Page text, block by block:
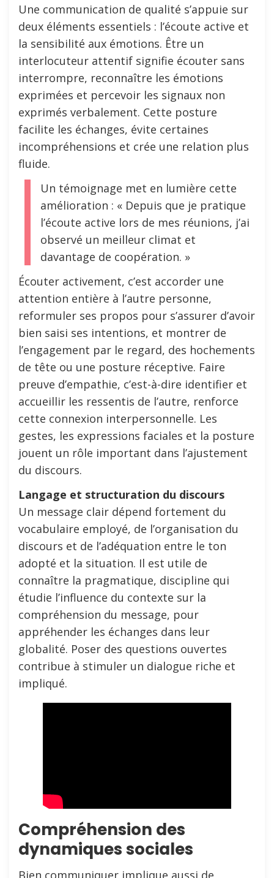
Une communication de qualité s’appuie sur
deux éléments essentiels : l’écoute active et
la sensibilité aux émotions. Être un
interlocuteur attentif signifie écouter sans
interrompre, reconnaître les émotions
exprimées et percevoir les signaux non
exprimés verbalement. Cette posture
facilite les échanges, évite certaines
incompréhensions et crée une relation plus
fluide.
Un témoignage met en lumière cette
amélioration : « Depuis que je pratique
l’écoute active lors de mes réunions, j’ai
observé un meilleur climat et
davantage de coopération. »
Écouter activement, c’est accorder une
attention entière à l’autre personne,
reformuler ses propos pour s’assurer d’avoir
bien saisi ses intentions, et montrer de
l’engagement par le regard, des hochements
de tête ou une posture réceptive. Faire
preuve d’empathie, c’est-à-dire identifier et
accueillir les ressentis de l’autre, renforce
cette connexion interpersonnelle. Les
gestes, les expressions faciales et la posture
jouent un rôle important dans l’ajustement
du discours.
Langage et structuration du discours
Un message clair dépend fortement du
vocabulaire employé, de l’organisation du
discours et de l’adéquation entre le ton
adopté et la situation. Il est utile de
connaître la pragmatique, discipline qui
étudie l’influence du contexte sur la
compréhension du message, pour
appréhender les échanges dans leur
globalité. Poser des questions ouvertes
contribue à stimuler un dialogue riche et
impliqué.
Compréhension des
dynamiques sociales